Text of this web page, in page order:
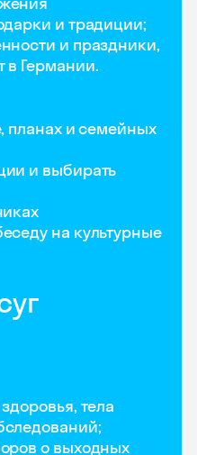
и традиции;
и праздники,
в Германии.
планах и семейных
и выбирать
на культурные
тела
о выходных